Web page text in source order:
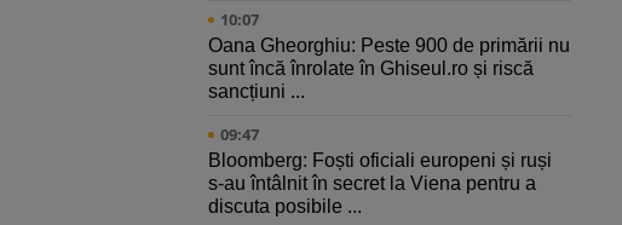
10:07
Oana Gheorghiu: Peste 900 de primării nu
sunt încă înrolate în Ghiseul.ro și riscă
sancțiuni ...
09:47
Bloomberg: Foști oficiali europeni și ruși
s-au întâlnit în secret la Viena pentru a
discuta posibile ...